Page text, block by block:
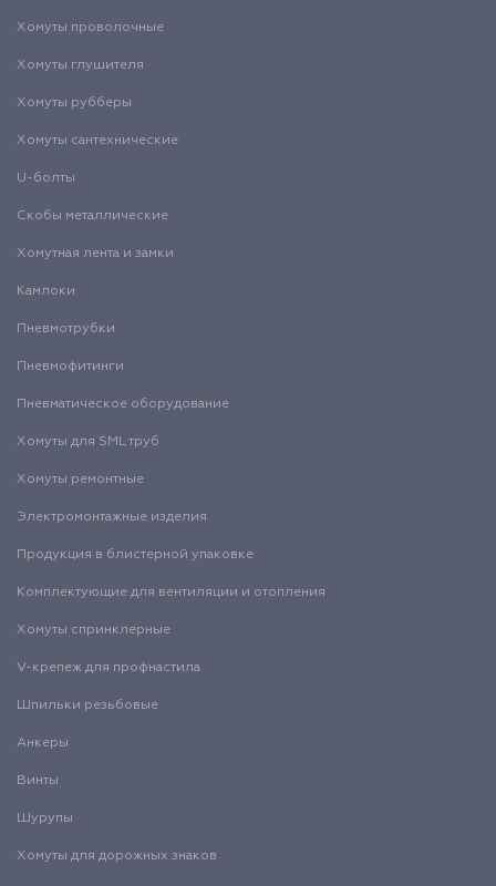
Хомуты проволочные
Хомуты глушителя
Хомуты рубберы
Хомуты сантехнические
U-болты
Скобы металлические
Хомутная лента и замки
Камлоки
Пневмотрубки
Пневмофитинги
Пневматическое оборудование
Хомуты для SML труб
Хомуты ремонтные
Электромонтажные изделия
Продукция в блистерной упаковке
Комплектующие для вентиляции и отопления
Хомуты спринклерные
V-крепеж для профнастила
Шпильки резьбовые
Анкеры
Винты
Шурупы
Хомуты для дорожных знаков